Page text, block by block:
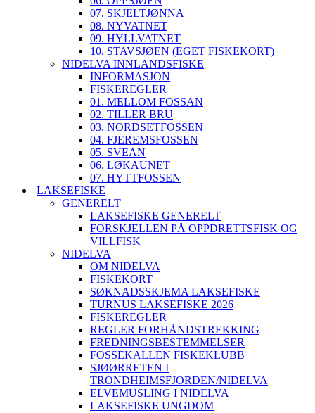
07. SKJELTJØNNA
08. NYVATNET
09. HYLLVATNET
10. STAVSJØEN (EGET FISKEKORT)
NIDELVA INNLANDSFISKE
INFORMASJON
FISKEREGLER
01. MELLOM FOSSAN
02. TILLER BRU
03. NORDSETFOSSEN
04. FJEREMSFOSSEN
05. SVEAN
06. LØKAUNET
07. HYTTFOSSEN
LAKSEFISKE
GENERELT
LAKSEFISKE GENERELT
FORSKJELLEN PÅ OPPDRETTSFISK OG
VILLFISK
NIDELVA
OM NIDELVA
FISKEKORT
SØKNADSSKJEMA LAKSEFISKE
TURNUS LAKSEFISKE 2026
FISKEREGLER
REGLER FORHÅNDSTREKKING
FREDNINGSBESTEMMELSER
FOSSEKALLEN FISKEKLUBB
SJØØRRETEN I
TRONDHEIMSFJORDEN/NIDELVA
ELVEMUSLING I NIDELVA
LAKSEFISKE UNGDOM